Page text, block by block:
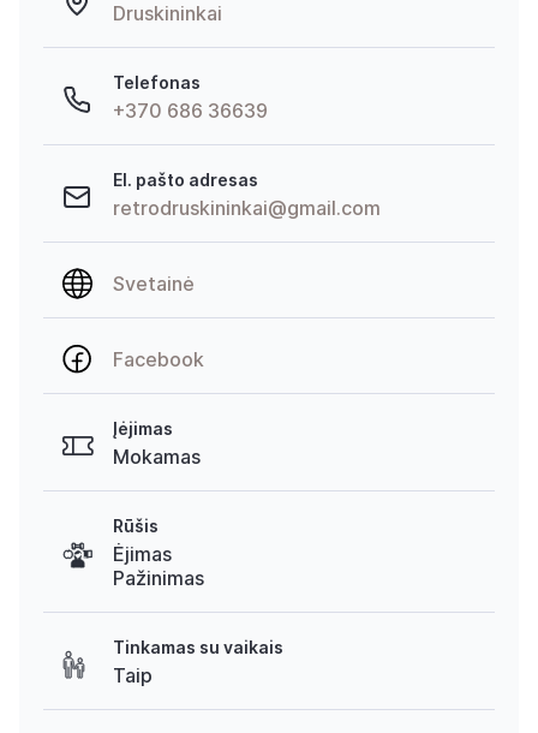
Druskininkai
Telefonas
+370 686 36639
El. pašto adresas
retrodruskininkai@gmail.com
Svetainė
Facebook
Įėjimas
Mokamas
Rūšis
Ėjimas
Pažinimas
Tinkamas su vaikais
Taip